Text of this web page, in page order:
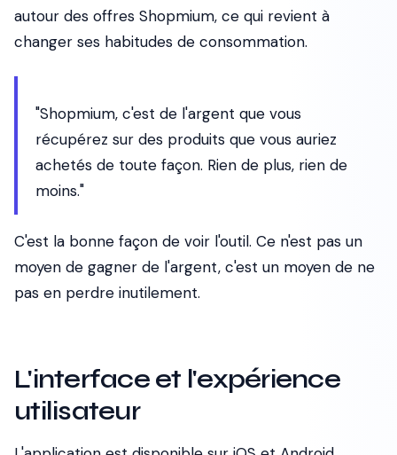
autour des offres Shopmium, ce qui revient à
changer ses habitudes de consommation.
"Shopmium, c'est de l'argent que vous
récupérez sur des produits que vous auriez
achetés de toute façon. Rien de plus, rien de
moins."
C'est la bonne façon de voir l'outil. Ce n'est pas un
moyen de gagner de l'argent, c'est un moyen de ne
pas en perdre inutilement.
L'interface et l'expérience
utilisateur